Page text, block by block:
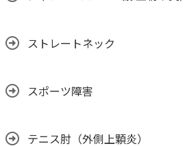
ストレートネック
スポーツ障害
テニス肘（外側上顆炎）